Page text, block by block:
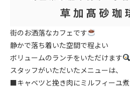
街のお洒落なカフェです
静かで落ち着いた空間で程よい
ボリュームのランチをいただけます
スタッフがいただいたメニューは、
■キャベツと挽き肉にミルフィーユ煮